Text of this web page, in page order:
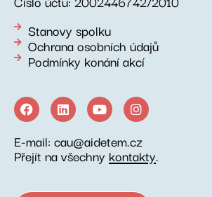
Stanovy spolku
Ochrana osobních údajů
Podmínky konání akcí
E-mail: cau@aidetem.cz
Přejít na všechny kontakty.